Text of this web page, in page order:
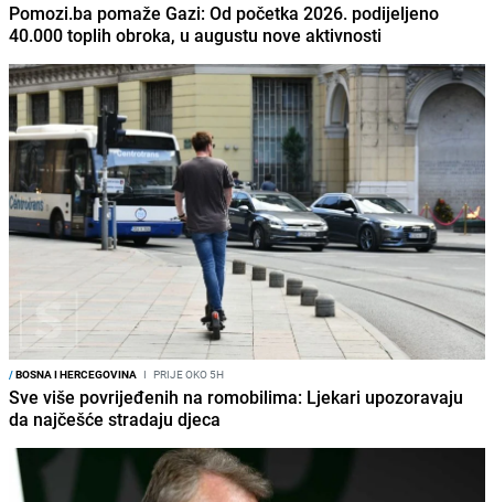
Pomozi.ba pomaže Gazi: Od početka 2026. podijeljeno
40.000 toplih obroka, u augustu nove aktivnosti
/BOSNA I HERCEGOVINA I PRIJE OKO 5H
Sve više povrijeđenih na romobilima: Ljekari upozoravaju
da najčešće stradaju djeca